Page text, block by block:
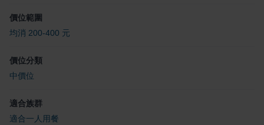
價位範圍
均消 200-400 元
價位分類
中價位
適合族群
適合一人用餐